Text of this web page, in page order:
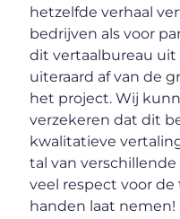
hetzelfde verhaal
bedrijven als voor
dit vertaalbureau
uiteraard af van de
het project. Wij
verzekeren dat dit
kwalitatieve
tal van
veel respect voor
handen laat nemen!